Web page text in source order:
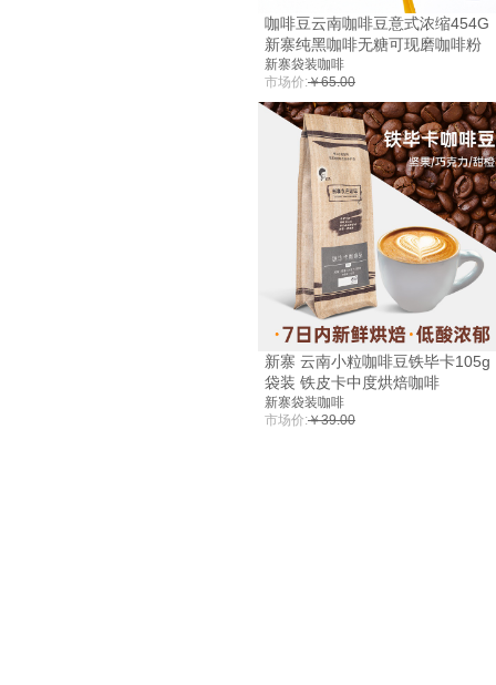
咖啡豆云南咖啡豆意式浓缩454G
新寨纯黑咖啡无糖可现磨咖啡粉
新寨袋装咖啡
市场价:￥65.00
新寨 云南小粒咖啡豆铁毕卡105g
袋装 铁皮卡中度烘焙咖啡
新寨袋装咖啡
市场价:￥39.00